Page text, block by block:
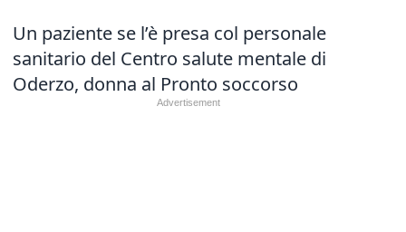
Un paziente se l’è presa col personale
sanitario del Centro salute mentale di
Oderzo, donna al Pronto soccorso